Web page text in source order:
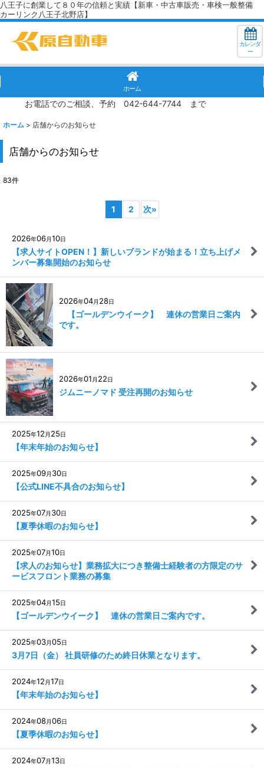
八王子に創業して８０年の信頼と実績【新車・中古車販売・車検一般整備
カーリンク八王子北野店】
カレンダ
ー
ホーム
お電話でのご相談、予約 042-644-7744 まで
ホーム > 店舗からのお知らせ
店舗からのお知らせ
83件
1 2 次»
2026年06月10日
【求人サイトOPEN！】新しいブランドが始まる！立ち上げメ
ンバー募集開始のお知らせ
2026年04月 28日
【ゴールデンウイーク】 連休の営業日ご案内
です。
2026年01 月 22日
ジムニーノマド 受注再開のお知らせ
2025年12 月 25日
【年末年始のお知らせ】
2025年09月 30日
【公式LINE不具合のお知らせ】
2025年07月 30日
【夏季休暇のお知らせ】
2025年07月10日
【求人のお知らせ】業務拡大につき整備士経験者の方限定のサ
ービスフロント業務の募集
2025年04月15日
【ゴールデンウイーク】 連休の営業日ご案内です。
2025年03月05日
3月7日（金） 社員研修のため終日休業となります。
2024年12 月17日
【年末年始のお知らせ】
2024年08月06日
【夏季休暇のお知らせ】
2024年07月13日